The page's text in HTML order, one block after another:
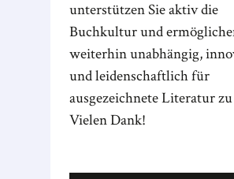
unterstützen Sie aktiv die
Buchkultur und
weiterhin unabhängig,
und leidenschaftlich für
ausgezeichnete Literatur
Vielen Dank!